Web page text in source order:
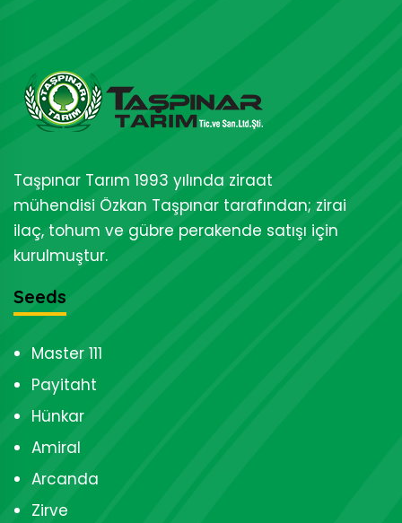
Taşpınar Tarım 1993 yılında ziraat
mühendisi Özkan Taşpınar tarafından; zirai
ilaç, tohum ve gübre perakende satışı için
kurulmuştur.
Seeds
Master 111
Payitaht
Hünkar
Amiral
Arcanda
Zirve